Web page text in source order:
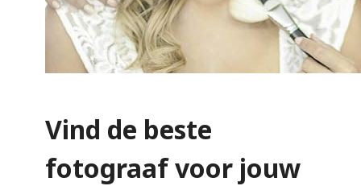
Vind de beste
fotograaf voor jouw